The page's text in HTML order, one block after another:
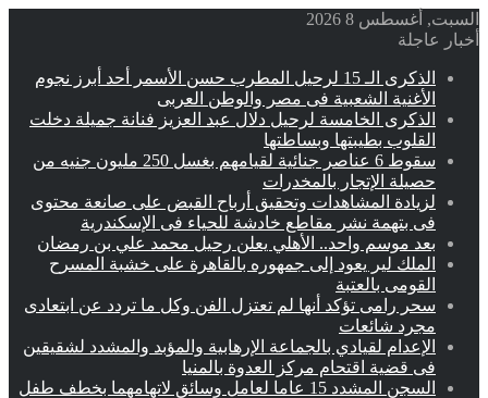
السبت, أغسطس 8 2026
أخبار عاجلة
الذكرى الـ 15 لرحيل المطرب حسن الأسمر أحد أبرز نجوم
الأغنية الشعبية فى مصر والوطن العربى
الذكرى الخامسة لرحيل دلال عبد العزيز فنانة جميلة دخلت
القلوب بطيبتها وبساطتها
سقوط 6 عناصر جنائية لقيامهم بغسل 250 مليون جنيه من
حصيلة الإتجار بالمخدرات
لزيادة المشاهدات وتحقيق أرباح القبض على صانعة محتوى
فى بتهمة نشر مقاطع خادشة للحياء فى الإسكندرية
بعد موسم واحد.. الأهلي يعلن رحيل محمد علي بن رمضان
الملك لير يعود إلى جمهوره بالقاهرة على خشبة المسرح
القومى بالعتبة
سحر رامى تؤكد أنها لم تعتزل الفن وكل ما تردد عن ابتعادى
مجرد شائعات
الإعدام لقيادي بالجماعة الإرهابية والمؤبد والمشدد لشقيقين
فى قضية اقتحام مركز العدوة بالمنيا
السجن المشدد 15 عاما لعامل وسائق لاتهامهما بخطف طفل